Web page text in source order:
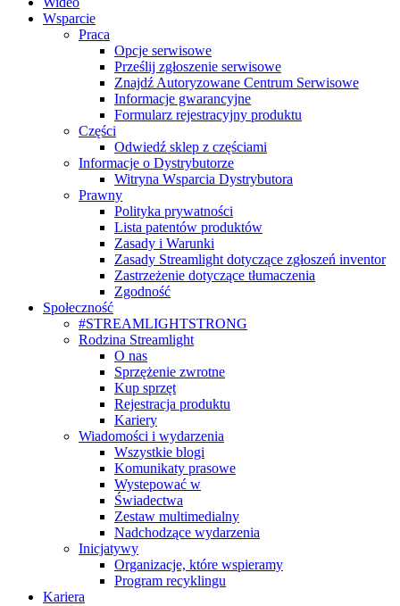
Wsparcie
Praca
Opcje serwisowe
Prześlij zgłoszenie serwisowe
Znajdź Autoryzowane Centrum Serwisowe
Informacje gwarancyjne
Formularz rejestracyjny produktu
Części
Odwiedź sklep z częściami
Informacje o Dystrybutorze
Witryna Wsparcia Dystrybutora
Prawny
Polityka prywatności
Lista patentów produktów
Zasady i Warunki
Zasady Streamlight dotyczące zgłoszeń inventor
Zastrzeżenie dotyczące tłumaczenia
Zgodność
Społeczność
#STREAMLIGHTSTRONG
Rodzina Streamlight
O nas
Sprzężenie zwrotne
Kup sprzęt
Rejestracja produktu
Kariery
Wiadomości i wydarzenia
Wszystkie blogi
Komunikaty prasowe
Wystepować w
Świadectwa
Zestaw multimedialny
Nadchodzące wydarzenia
Inicjatywy
Organizacje, które wspieramy
Program recyklingu
Kariera